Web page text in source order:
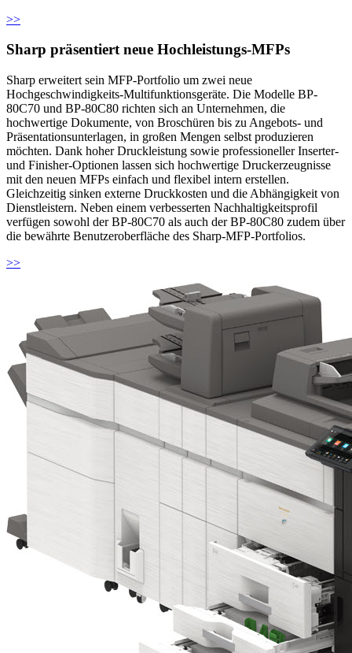
>>
Sharp präsentiert neue Hochleistungs-MFPs
Sharp erweitert sein MFP-Portfolio um zwei neue
Hochgeschwindigkeits-Multifunktionsgeräte. Die Modelle BP-
80C70 und BP-80C80 richten sich an Unternehmen, die
hochwertige Dokumente, von Broschüren bis zu Angebots- und
Präsentationsunterlagen, in großen Mengen selbst produzieren
möchten. Dank hoher Druckleistung sowie professioneller Inserter-
und Finisher-Optionen lassen sich hochwertige Druckerzeugnisse
mit den neuen MFPs einfach und flexibel intern erstellen.
Gleichzeitig sinken externe Druckkosten und die Abhängigkeit von
Dienstleistern. Neben einem verbesserten Nachhaltigkeitsprofil
verfügen sowohl der BP-80C70 als auch der BP-80C80 zudem über
die bewährte Benutzeroberfläche des Sharp-MFP-Portfolios.
>>